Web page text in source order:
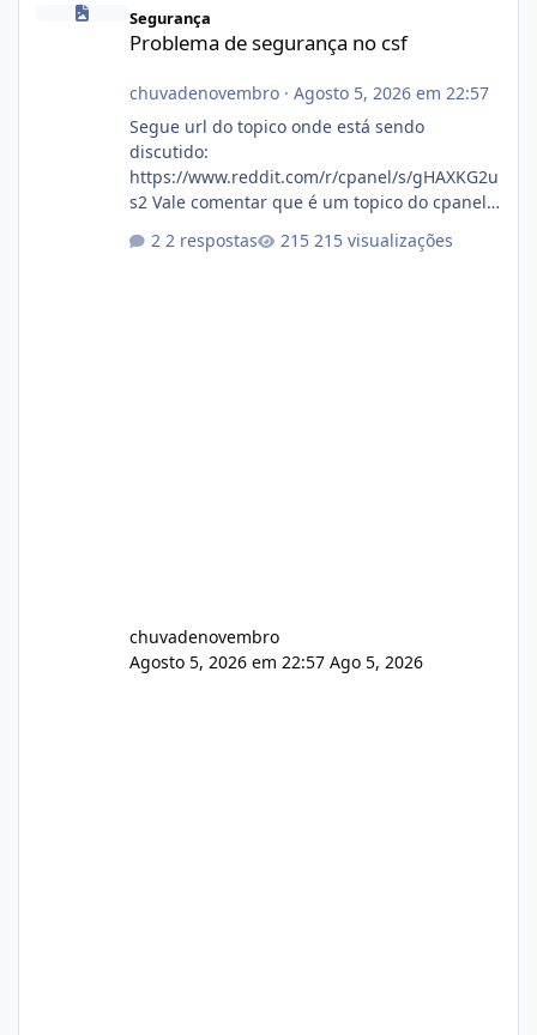
Segurança
Problema de segurança no csf
chuvadenovembro· Agosto 5, 2026 em 22:57
Segue url do topico onde está sendo
discutido:
https://www.reddit.com/r/cpanel/s/gHAXKG2u
s2 Vale comentar que é um topico do cpanel...
2 respostas 215 visualizações
chuvadenovembro
Agosto 5, 2026 em 22:57 Ago 5, 2026